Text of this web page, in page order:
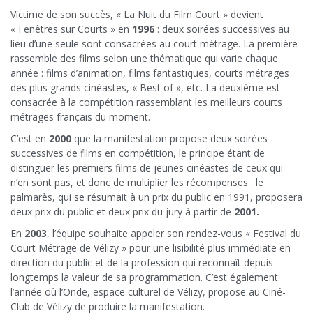
Victime de son succès, « La Nuit du Film Court » devient
« Fenêtres sur Courts » en 1996 : deux soirées successives au
lieu d’une seule sont consacrées au court métrage. La première
rassemble des films selon une thématique qui varie chaque
année : films d’animation, films fantastiques, courts métrages
des plus grands cinéastes, « Best of », etc. La deuxième est
consacrée à la compétition rassemblant les meilleurs courts
métrages français du moment.
C’est en 2000 que la manifestation propose deux soirées
successives de films en compétition, le principe étant de
distinguer les premiers films de jeunes cinéastes de ceux qui
n’en sont pas, et donc de multiplier les récompenses : le
palmarès, qui se résumait à un prix du public en 1991, proposera
deux prix du public et deux prix du jury à partir de 2001.
En 2003, l’équipe souhaite appeler son rendez-vous « Festival du
Court Métrage de Vélizy » pour une lisibilité plus immédiate en
direction du public et de la profession qui reconnaît depuis
longtemps la valeur de sa programmation. C’est également
l’année où l’Onde, espace culturel de Vélizy, propose au Ciné-
Club de Vélizy de produire la manifestation.